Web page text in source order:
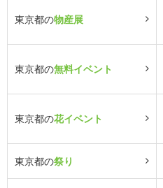
東京都の物産展
東京都の無料イベント
東京都の花イベント
東京都の祭り